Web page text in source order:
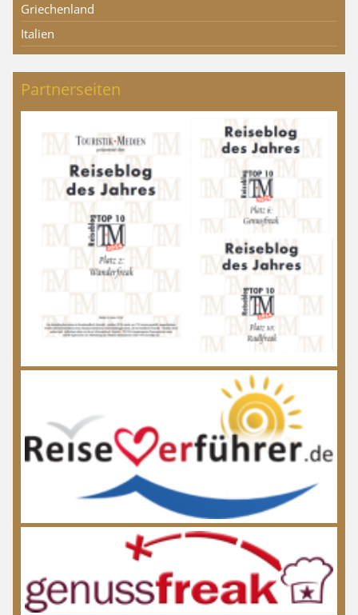
Griechenland
Italien
Partnerseiten